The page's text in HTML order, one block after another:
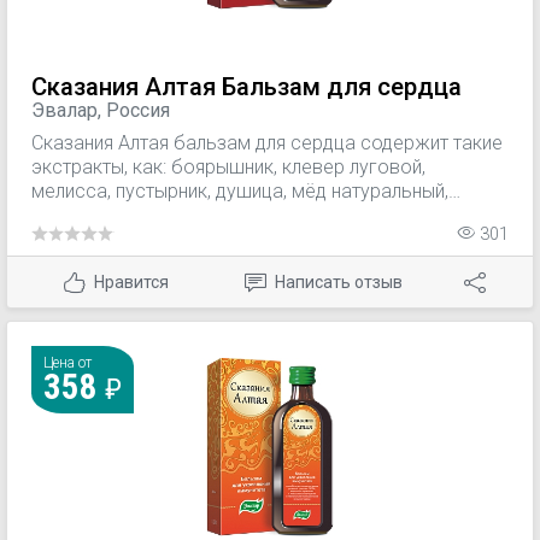
Сказания Алтая Бальзам для сердца
Эвалар, Россия
Сказания Алтая бальзам для сердца содержит такие
экстракты, как: боярышник, клевер луговой,
мелисса, пустырник, душица, мёд натуральный,
риска возникновения сердечно-сосудистых
заболеваний.
301
Нравится Написать отзыв
Цена от
358